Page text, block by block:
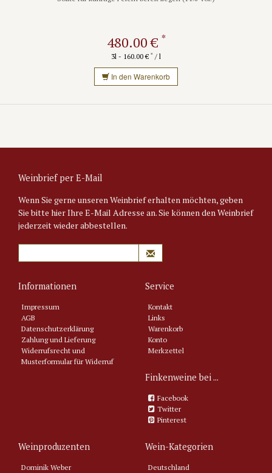
480.00 € *
3l - 160.00 € * / l
In den Warenkorb
Weinbrief per E-Mail
Wenn Sie gerne unseren Weinbrief erhalten möchten, geben
Sie bitte hier Ihre E-Mail Adresse an. Sie können den Weinbrief
jederzeit wieder abbestellen.
Informationen
Impressum
AGB
Datenschutzerklärung
Zahlung und Lieferung
Widerrufsrecht und
Musterformular für Widerruf
Service
Kontakt
Links
Warenkorb
Konto
Merkzettel
Finkenweine bei ...
Facebook
Twitter
Pinterest
Weinproduzenten
Dominik Weber
Wein-Kategorien
Deutschland